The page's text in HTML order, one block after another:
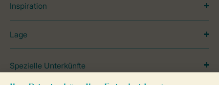
Inspiration
Lage
Spezielle Unterkünfte